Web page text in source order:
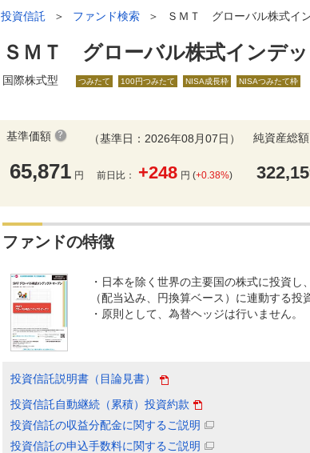
投資信託 ＞ ファンド検索 ＞ ＳＭＴ グローバル株式イ
ＳＭＴ グローバル株式インデ
国際株式型 つみたて 100円つみたて NISA成長枠 NISAつみたて枠
基準価額
65,871 円
（基準日：2026年08月07日）
前日比： +248 円 (+0.38%)
純資産総額
ファンドの特徴
・日本を除く世界の主要国の株式に投資し
（配当込み、円換算ベース）に連動する投
・原則として、為替ヘッジは行いません。
投資信託説明書（目論見書）
投資信託自動継続（累積）投資約款
投資信託の収益分配金に関するご説明
投資信託の申込手数料に関するご説明